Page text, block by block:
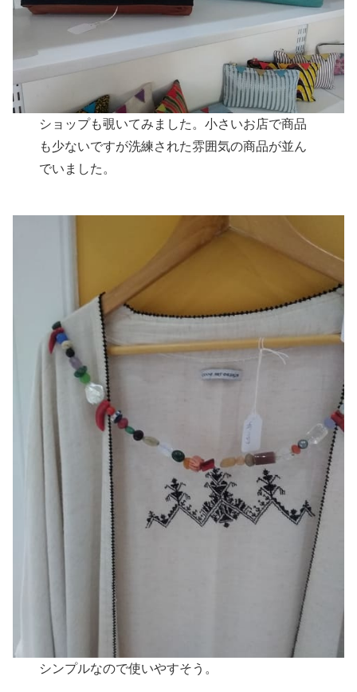
ショップも覗いてみました。小さいお店で商品
も少ないですが洗練された雰囲気の商品が並ん
でいました。
シンプルなので使いやすそう。